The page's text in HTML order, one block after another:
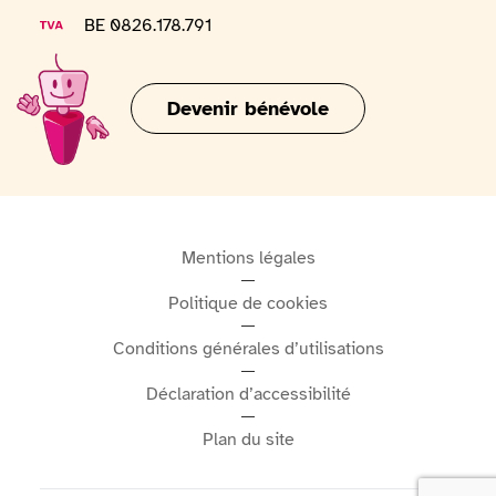
tous les jours de 10h à 18h, le musée offre une
expérience à la fois éducative, gourmande et
divertissante, idéale pour les familles, les touristes et
tous les amoureux du patrimoine culinaire belge.
Numéro de TVA
BE 0826.178.791
Devenir bénévole
Mentions légales
Politique de cookies
Conditions générales d’utilisations
Déclaration d’accessibilité
Plan du site